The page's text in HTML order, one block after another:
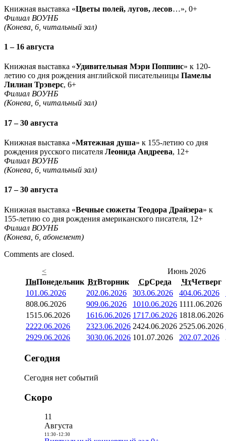
Книжная выставка «Цветы полей, лугов, лесов…», 0+
Филиал ВОУНБ
(Конева, 6, читальный зал)
1 – 16 августа
Книжная выставка «Удивительная Мэри Поппинс» к 120-
летию со дня рождения английской писательницы Памелы
Лилиан Трэверс, 6+
Филиал ВОУНБ
(Конева, 6, читальный зал)
17 – 30 августа
Книжная выставка «Мятежная душа» к 155-летию со дня
рождения русского писателя Леонида Андреева, 12+
Филиал ВОУНБ
(Конева, 6, читальный зал)
17 – 30 августа
Книжная выставка «Вечные сюжеты Теодора Драйзера» к
155-летию со дня рождения американского писателя, 12+
Филиал ВОУНБ
(Конева, 6, абонемент)
Comments are closed.
<
Июнь 2026
ПнПонедельник ВтВторник СрСреда ЧтЧетверг
101.06.2026 202.06.2026 303.06.2026 404.06.2026
808.06.2026 909.06.2026 1010.06.2026 1111.06.2026
1515.06.2026 1616.06.2026 1717.06.2026 1818.06.2026
2222.06.2026 2323.06.2026 2424.06.2026 2525.06.2026
2929.06.2026 3030.06.2026 101.07.2026 202.07.2026
Сегодня
Сегодня нет событий
Скоро
11
Августа
11:30- 12:30